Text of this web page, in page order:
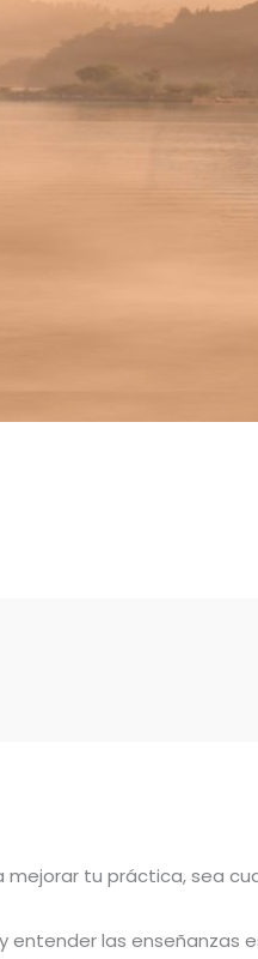
mejorar tu práctica, sea
entender las enseñanzas